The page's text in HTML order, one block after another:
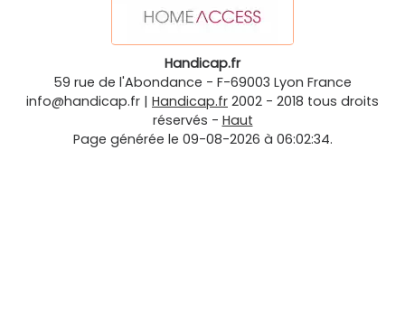
Handicap.fr
59 rue de l'Abondance - F-69003 Lyon France
info@handicap.fr | Handicap.fr 2002 - 2018 tous droits
réservés - Haut
Page générée le 09-08-2026 à 06:02:34.